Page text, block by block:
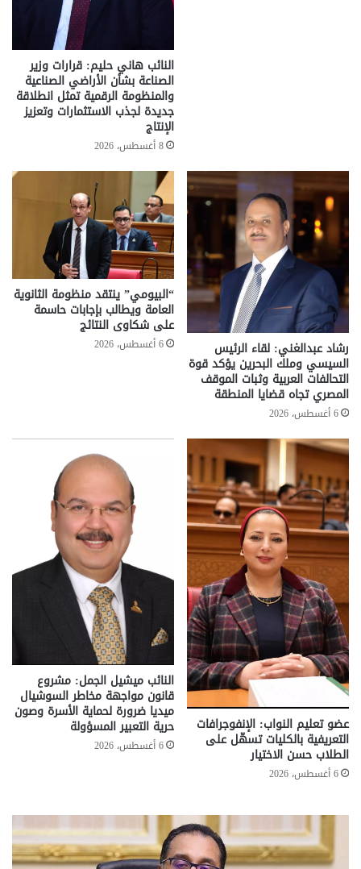
النائب هاني حليم: قرارات وزير
الصناعة بشأن الأراضي الصناعية
والمنظومة الرقمية تمثل انطلاقة
جديدة لجذب الاستثمارات وتعزيز
الإنتاج
8 أغسطس، 2026
رشاد عبدالغني: لقاء الرئيس
السيسي وملك البحرين يؤكد قوة
التحالفات العربية وثبات الموقف
المصري تجاه قضايا المنطقة
6 أغسطس، 2026
“البيومي” ينتقد منظومة الثانوية
العامة ويطالب بإجابات حاسمة
على شكاوى النتائج
6 أغسطس، 2026
عضو تعليم النواب: الإنفوجرافات
التعريفية بالكليات تسهّل على
الطلاب حسن الاختيار
6 أغسطس، 2026
النائب ميشيل الجمل: مشروع
قانون مواجهة مخاطر السوشيال
ميديا ضرورة لحماية الأسرة وصون
حرية التعبير المسؤولة
6 أغسطس، 2026
تحركات
حكومية
لحسم
..